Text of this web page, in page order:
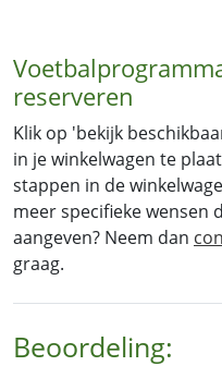
reserveren
Klik op 'bekijk
in je winkelwagen te
stappen in de
meer specifieke wensen
aangeven? Neem dan
graag.
Beoordeling: